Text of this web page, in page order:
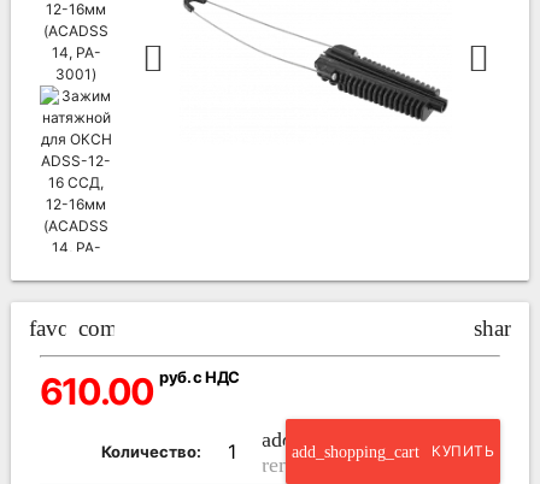
favorite_border
compare_arrows share
610.00руб. с НДС
Количество:
add_circle_outline
remove_circle_outline
add_shopping_cart КУПИТЬ